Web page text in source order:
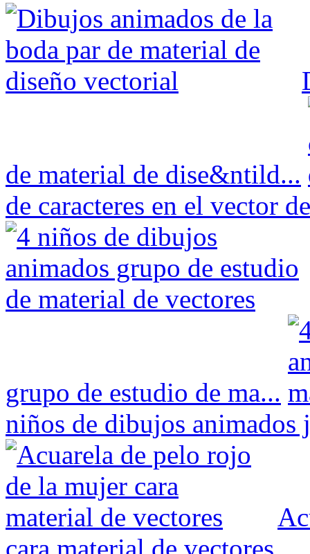
de material de dise&ntild...
de caracteres en el vector
grupo de estudio de ma...
niños de dibujos animados